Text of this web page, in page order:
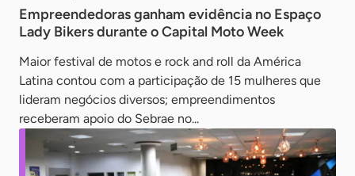
Empreendedoras ganham evidência no Espaço
Lady Bikers durante o Capital Moto Week
Maior festival de motos e rock and roll da América
Latina contou com a participação de 15 mulheres que
lideram negócios diversos; empreendimentos
receberam apoio do Sebrae no...